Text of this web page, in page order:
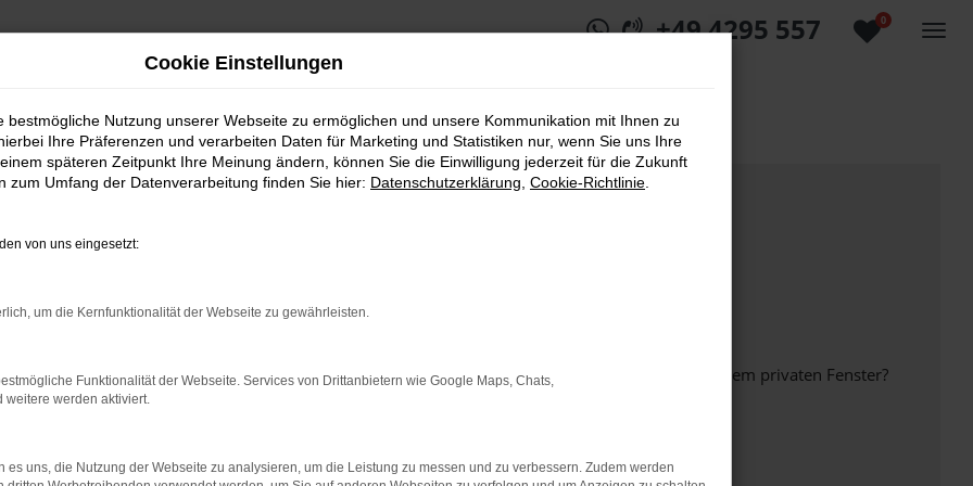
0
+49 4295 557
bestimmter Seiten verhindern. Funktioniert die Seite in einem anderen Browser oder in einem privaten Fenster?
beheben.
auf dem neuesten Stand sind.
Cookie Einstellungen
bestmögliche Nutzung unserer Webseite zu ermöglichen und unsere Kommunikation mit Ihnen zu
Ihre Präferenzen und verarbeiten Daten für Marketing und Statistiken nur, wenn Sie uns Ihre
späteren Zeitpunkt Ihre Meinung ändern, können Sie die Einwilligung jederzeit für die Zukunft
zum Umfang der Datenverarbeitung finden Sie hier: Datenschutzerklärung Cookie-Richtlinie
von uns eingesetzt:
um die Kernfunktionalität der Webseite zu gewährleisten.
Funktionalität der Webseite. Services von Drittanbietern wie Google Maps, Chats,
weitere werden aktiviert.
es uns, die Nutzung der Webseite zu analysieren, um die Leistung zu messen und zu verbessern. Zudem werden